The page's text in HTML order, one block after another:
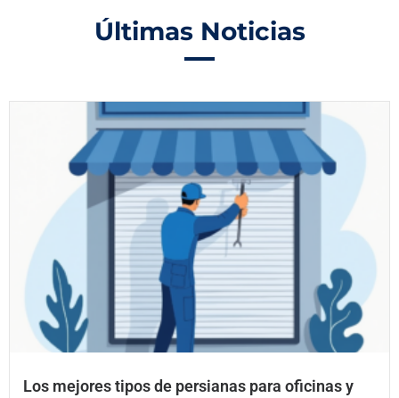
Últimas Noticias
Los mejores tipos de persianas para oficinas y